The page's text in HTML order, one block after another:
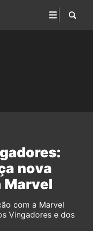
nova
Marvel
com a Marvel
Vingadores e dos